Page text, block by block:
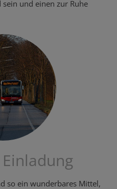
und einen zur Ruhe
so ein wunderbares Mittel,